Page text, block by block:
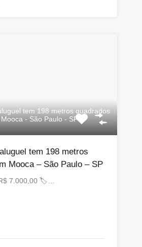
tem 198 metros quadrados
- São Paulo - SP
tem 198 metros
Mooca – São Paulo – SP
7.000,00 🏷…